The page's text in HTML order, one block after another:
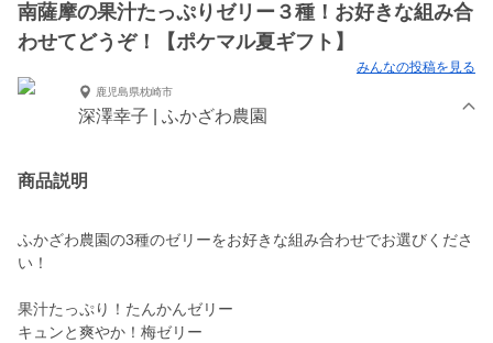
南薩摩の果汁たっぷりゼリー３種！お好きな組み合
わせてどうぞ！【ポケマル夏ギフト】
みんなの投稿を見る
鹿児島県枕崎市
深澤幸子 | ふかざわ農園
商品説明
ふかざわ農園の3種のゼリーをお好きな組み合わせでお選びくださ
い！
果汁たっぷり！たんかんゼリー
キュンと爽やか！梅ゼリー